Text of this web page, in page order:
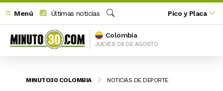
Menú
Últimas noticias
Buscar
Pico y Placa
Colombia
JUEVES 06 DE AGOSTO
MINUTO30 COLOMBIA NOTICIAS DE DEPORTE